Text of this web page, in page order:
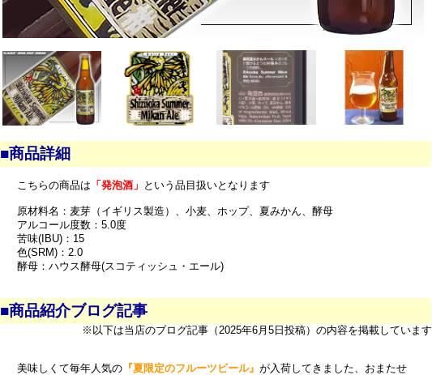
■商品詳細
こちらの商品は 「発泡酒」 という品目扱いとなります
原材料名：麦芽（イギリス製造）、小麦、ホップ、夏みかん、酵母
アルコール度数：5.0度
苦味(IBU)：15
色(SRM)：2.0
酵母：ハウス酵母(スコティッシュ・エール)
■商品紹介ブログ記事
※以下は当店のブログ記事（2025年6月5日投稿）の内容を掲載しています
美味しくて毎年人気の 『夏限定のフルーツビール』 が入荷してきました、おまたせ